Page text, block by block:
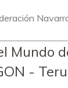
Mundo
-